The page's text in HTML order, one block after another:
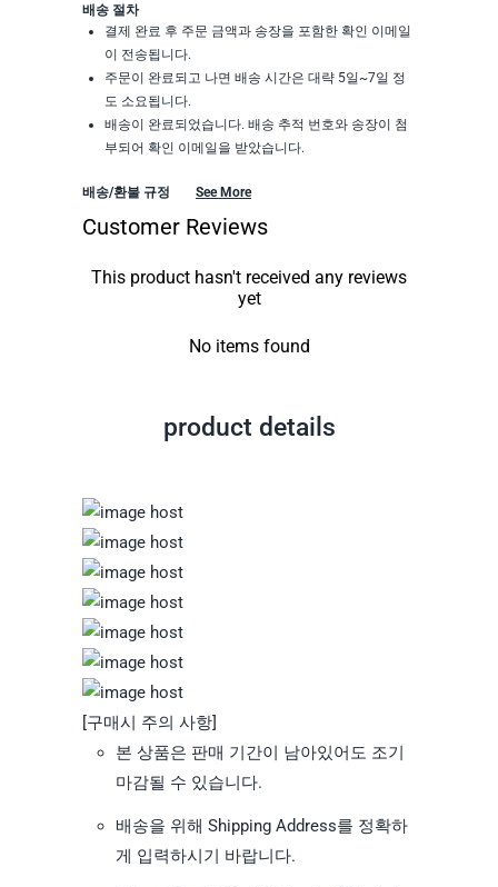
배송 절차
결제 완료 후 주문 금액과 송장을 포함한 확인 이메일
이 전송됩니다.
주문이 완료되고 나면 배송 시간은 대략 5일~7일 정
도 소요됩니다.
배송이 완료되었습니다. 배송 추적 번호와 송장이 첨
부되어 확인 이메일을 받았습니다.
배송/환불 규정 See More
Customer Reviews
This product hasn't received any reviews
yet
No items found
product details
[구매시 주의 사항]
본 상품은 판매 기간이 남아있어도 조기
마감될 수 있습니다.
배송을 위해 Shipping Address를 정확하
게 입력하시기 바랍니다.